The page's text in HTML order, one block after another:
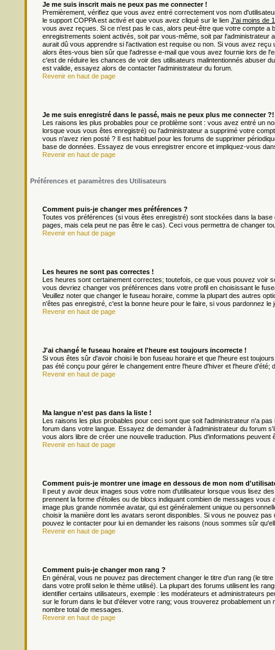
Je me suis inscrit mais ne peux pas me connecter !
Premièrement, vérifiez que vous avez entré correctement vos nom
le support COPPA est activé et que vous avez cliqué sur le lien J'ai moins de
vous avez reçues. Si ce n'est pas le cas, alors peut-être que votre compte
enregistrements soient activés, soit par vous-même, soit par
aurait dû vous apprendre si l'activation est requise ou non. Si vous avez
alors êtes-vous bien sûr que l'adresse e-mail que vous avez fournie lors de
c'est de réduire les chances de voir des utilisateurs malintentionnés abuser
est valide, essayez alors de contacter l'administrateur du forum.
Revenir en haut de page
Je me suis enregistré dans le passé, mais ne peux plus me connecter ?!
Les raisons les plus probables pour ce problème sont : vous avez entré un
lorsque vous vous êtes enregistré) ou l'administrateur a supprimé votre
vous n'avez rien posté ? Il est habituel pour les forums de supprimer
base de données. Essayez de vous enregistrer encore et impliquez-vous
Revenir en haut de page
Préférences et paramètres des Utilisateurs
Comment puis-je changer mes préférences ?
Toutes vos préférences (si vous êtes enregistré) sont stockées dans la
pages, mais cela peut ne pas être le cas). Ceci vous permettra de changer
Revenir en haut de page
Les heures ne sont pas correctes !
Les heures sont certainement correctes; toutefois, ce que vous pouvez voir
vous devriez changer vos préférences dans votre profil en choisissant le
Veuillez noter que changer le fuseau horaire, comme la plupart des autres
n'êtes pas enregistré, c'est la bonne heure pour le faire, si vous pardonnez le
Revenir en haut de page
J'ai changé le fuseau horaire et l'heure est toujours incorrecte !
Si vous êtes sûr d'avoir choisi le bon fuseau horaire et que l'heure est
pas été conçu pour gérer le changement entre l'heure d'hiver et l'heure
Revenir en haut de page
Ma langue n'est pas dans la liste !
Les raisons les plus probables pour ceci sont que soit l'administrateur n'a
forum dans votre langue. Essayez de demander à l'administrateur du forum
vous alors libre de créer une nouvelle traduction. Plus d'informations
Revenir en haut de page
Comment puis-je montrer une image en dessous de mon nom
Il peut y avoir deux images sous votre nom d'utilisateur lorsque vous lisez
prennent la forme d'étoiles ou de blocs indiquant combien de messages
image plus grande nommée avatar, qui est généralement unique ou
choisir la manière dont les avatars seront disponibles. Si vous ne pouvez
pouvez le contacter pour lui en demander les raisons (nous sommes sûr
Revenir en haut de page
Comment puis-je changer mon rang ?
En général, vous ne pouvez pas directement changer le titre d'un rang (le
dans votre profil selon le thème utilisé). La plupart des forums utilisent les
identifier certains utilisateurs, exemple : les modérateurs et administrateurs
sur le forum dans le but d'élever votre rang; vous trouverez probablement
nombre total de messages.
Revenir en haut de page